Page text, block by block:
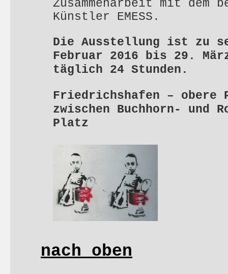
Zusammenarbeit mit dem
Künstler EMESS.
Die Ausstellung ist zu
Februar 2016 bis 29.
täglich 24 Stunden.
Friedrichshafen – obere
zwischen Buchhorn- und
Platz
nach oben